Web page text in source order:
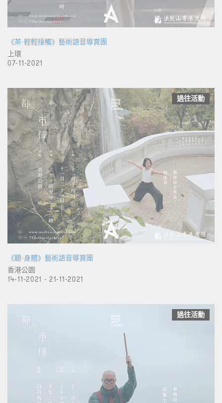
《茶·輕輕接觸》藝術語音導賞團
上環
07-11-2021
過往活動
《聽·身體》藝術語音導賞團
香港公園
14-11-2021 - 21-11-2021
過往活動